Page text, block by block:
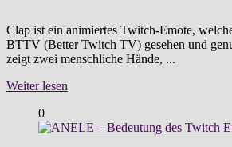
Clap ist ein animiertes Twitch-Emote,
BTTV (Better Twitch TV) gesehen und
zeigt zwei menschliche Hände, ...
Weiter lesen
0